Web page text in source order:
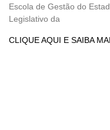
Escola de Gestão do
Legislativo da
CLIQUE AQUI E SAIBA